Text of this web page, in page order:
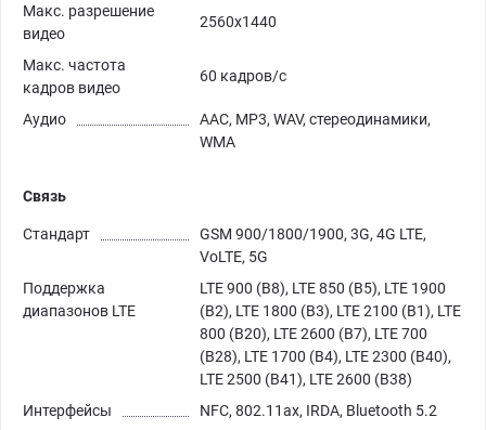
Макс. разрешение
видео
2560x1440
Макс. частота
кадров видео
60 кадров/с
Аудио
AAC, MP3, WAV, стереодинамики,
WMA
Связь
Стандарт
GSM 900/1800/1900, 3G, 4G LTE,
VoLTE, 5G
Поддержка
диапазонов LTE
LTE 900 (B8), LTE 850 (B5), LTE 1900
(B2), LTE 1800 (B3), LTE 2100 (B1), LTE
800 (B20), LTE 2600 (B7), LTE 700
(B28), LTE 1700 (B4), LTE 2300 (B40),
LTE 2500 (B41), LTE 2600 (B38)
Интерфейсы
NFC, 802.11ax, IRDA, Bluetooth 5.2